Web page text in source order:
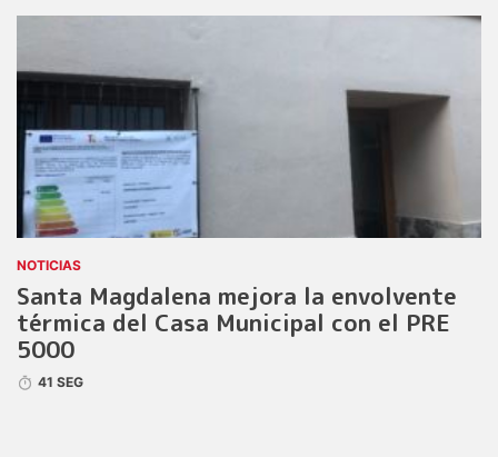
NOTICIAS
Santa Magdalena mejora la envolvente
térmica del Casa Municipal con el PRE
5000
41 SEG